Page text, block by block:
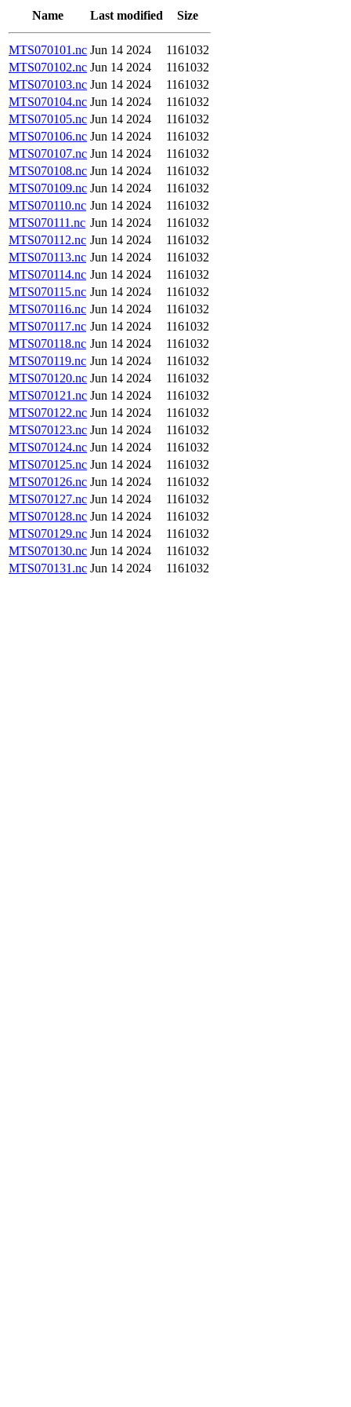
Name Last modified Size
MTS070101.nc Jun 14 2024
1161032
MTS070102.nc Jun 14 2024
1161032
MTS070103.nc Jun 14 2024
1161032
MTS070104.nc Jun 14 2024
1161032
MTS070105.nc Jun 14 2024
1161032
MTS070106.nc Jun 14 2024
1161032
MTS070107.nc Jun 14 2024
1161032
MTS070108.nc Jun 14 2024
1161032
MTS070109.nc Jun 14 2024
1161032
MTS070110.nc Jun 14 2024
1161032
MTS070111.nc Jun 14 2024
1161032
MTS070112.nc Jun 14 2024
1161032
MTS070113.nc Jun 14 2024
1161032
MTS070114.nc Jun 14 2024
1161032
MTS070115.nc Jun 14 2024
1161032
MTS070116.nc Jun 14 2024
1161032
MTS070117.nc Jun 14 2024
1161032
MTS070118.nc Jun 14 2024
1161032
MTS070119.nc Jun 14 2024
1161032
MTS070120.nc Jun 14 2024
1161032
MTS070121.nc Jun 14 2024
1161032
MTS070122.nc Jun 14 2024
1161032
MTS070123.nc Jun 14 2024
1161032
MTS070124.nc Jun 14 2024
1161032
MTS070125.nc Jun 14 2024
1161032
MTS070126.nc Jun 14 2024
1161032
MTS070127.nc Jun 14 2024
1161032
MTS070128.nc Jun 14 2024
1161032
MTS070129.nc Jun 14 2024
1161032
MTS070130.nc Jun 14 2024
1161032
MTS070131.nc Jun 14 2024 1161032